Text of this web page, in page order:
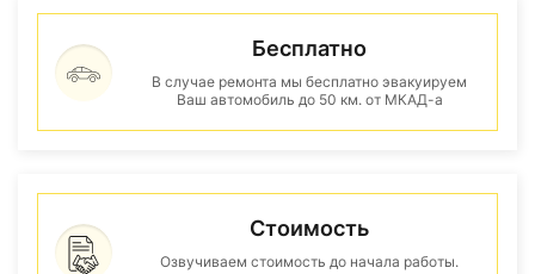
Бесплатно
В случае ремонта мы бесплатно эвакуируем
Ваш автомобиль до 50 км. от МКАД-а
Стоимость
Озвучиваем стоимость до начала работы.